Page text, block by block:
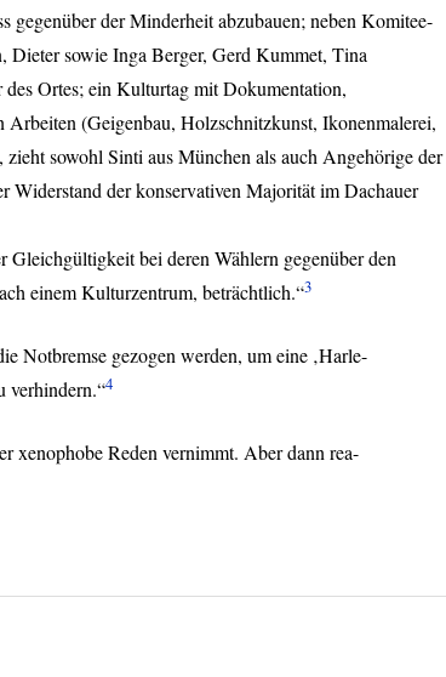
gegenüber der Minderheit abzubauen; neben Komitee-
Dieter sowie Inga Berger, Gerd Kummet, Tina
Ortes; ein Kulturtag mit Dokumentation,
(Geigenbau, Holzschnitzkunst, Ikonenmalerei,
sowohl Sinti aus München als auch Angehörige der
Widerstand der konservativen Majorität im Dachauer
Gleichgültigkeit bei deren Wählern gegenüber den
einem Kulturzentrum, beträchtlich.“3
Notbremse gezogen werden, um eine ‚Harle-
verhindern.“4
xenophobe Reden vernimmt. Aber dann rea-